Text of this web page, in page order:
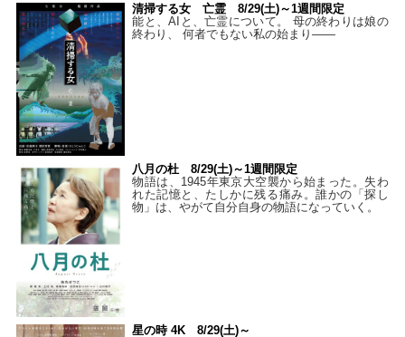
清掃する女 亡霊 8/29(土)～1週間限定
能と、AIと、亡霊について。 母の終わりは娘の
終わり、 何者でもない私の始まり――
八月の杜 8/29(土)～1週間限定
物語は、1945年東京大空襲から始まった。失わ
れた記憶と、たしかに残る痛み。誰かの「探し
物」は、やがて自分自身の物語になっていく。
星の時 4K 8/29(土)～